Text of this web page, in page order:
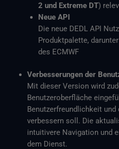
2 und Extreme DT)
Neue API
Die neue DEDL API
Produktpalette,
des ECMWF
Verbesserungen der
Mit dieser Version wird
Benutzeroberfläche
Benutzerfreundlichkeit
verbessern soll. Die
intuitivere Navigation und
dem Dienst.